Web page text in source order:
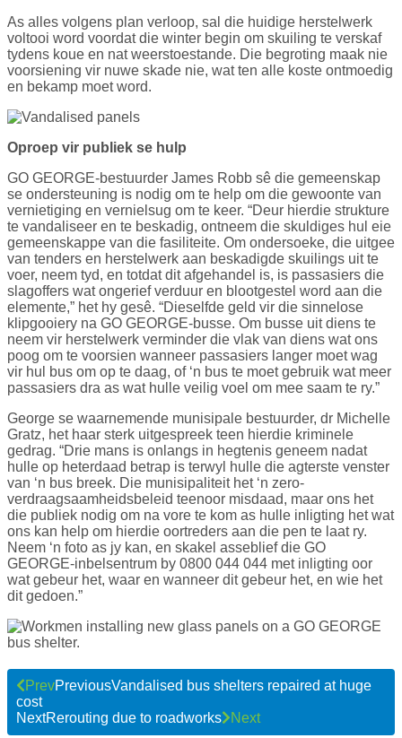
As alles volgens plan verloop, sal die huidige herstelwerk
voltooi word voordat die winter begin om skuiling te verskaf
tydens koue en nat weerstoestande. Die begroting maak nie
voorsiening vir nuwe skade nie, wat ten alle koste ontmoedig
en bekamp moet word.
Oproep vir publiek se hulp
GO GEORGE-bestuurder James Robb sê die gemeenskap
se ondersteuning is nodig om te help om die gewoonte van
vernietiging en vernielsug om te keer. “Deur hierdie strukture
te vandaliseer en te beskadig, ontneem die skuldiges hul eie
gemeenskappe van die fasiliteite. Om ondersoeke, die uitgee
van tenders en herstelwerk aan beskadigde skuilings uit te
voer, neem tyd, en totdat dit afgehandel is, is passasiers die
slagoffers wat ongerief verduur en blootgestel word aan die
elemente,” het hy gesê. “Dieselfde geld vir die sinnelose
klipgooiery na GO GEORGE-busse. Om busse uit diens te
neem vir herstelwerk verminder die vlak van diens wat ons
poog om te voorsien wanneer passasiers langer moet wag
vir hul bus om op te daag, of ‘n bus te moet gebruik wat meer
passasiers dra as wat hulle veilig voel om mee saam te ry.”
George se waarnemende munisipale bestuurder, dr Michelle
Gratz, het haar sterk uitgespreek teen hierdie kriminele
gedrag. “Drie mans is onlangs in hegtenis geneem nadat
hulle op heterdaad betrap is terwyl hulle die agterste venster
van ‘n bus breek. Die munisipaliteit het ‘n zero-
verdraagsaamheidsbeleid teenoor misdaad, maar ons het
die publiek nodig om na vore te kom as hulle inligting het wat
ons kan help om hierdie oortreders aan die pen te laat ry.
Neem ‘n foto as jy kan, en skakel asseblief die GO
GEORGE-inbelsentrum by 0800 044 044 met inligting oor
wat gebeur het, waar en wanneer dit gebeur het, en wie het
dit gedoen.”
PrevPreviousVandalised bus shelters repaired at huge
cost
NextRerouting due to roadworks Next